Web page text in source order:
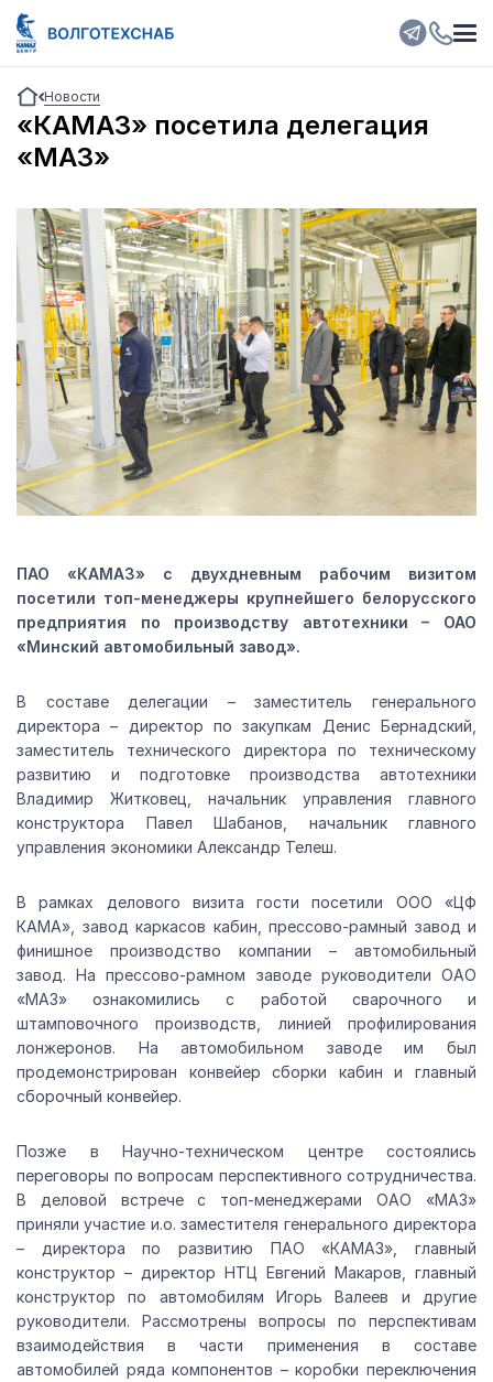
Новости
«КАМАЗ» посетила делегация
«МАЗ»
ПАО «КАМАЗ» с двухдневным рабочим визитом
посетили топ-менеджеры крупнейшего белорусского
предприятия по производству автотехники – ОАО
«Минский автомобильный завод».
В составе делегации – заместитель генерального
директора – директор по закупкам Денис Бернадский,
заместитель технического директора по техническому
развитию и подготовке производства автотехники
Владимир Житковец, начальник управления главного
конструктора Павел Шабанов, начальник главного
управления экономики Александр Телеш.
В рамках делового визита гости посетили ООО «ЦФ
КАМА», завод каркасов кабин, прессово-рамный завод и
финишное производство компании – автомобильный
завод. На прессово-рамном заводе руководители ОАО
«МАЗ» ознакомились с работой сварочного и
штамповочного производств, линией профилирования
лонжеронов. На автомобильном заводе им был
продемонстрирован конвейер сборки кабин и главный
сборочный конвейер.
Позже в Научно-техническом центре состоялись
переговоры по вопросам перспективного сотрудничества.
В деловой встрече с топ-менеджерами ОАО «МАЗ»
приняли участие и.о. заместителя генерального директора
– директора по развитию ПАО «КАМАЗ», главный
конструктор – директор НТЦ Евгений Макаров, главный
конструктор по автомобилям Игорь Валеев и другие
руководители. Рассмотрены вопросы по перспективам
взаимодействия в части применения в составе
автомобилей ряда компонентов – коробки переключения